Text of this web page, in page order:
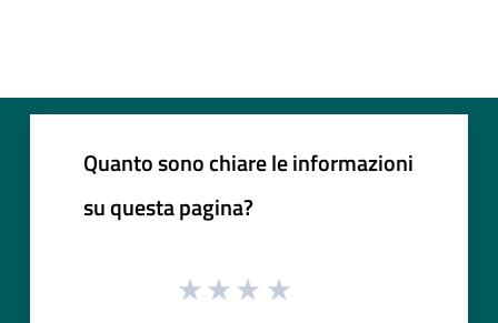
Quanto sono chiare le informazioni
su questa pagina?